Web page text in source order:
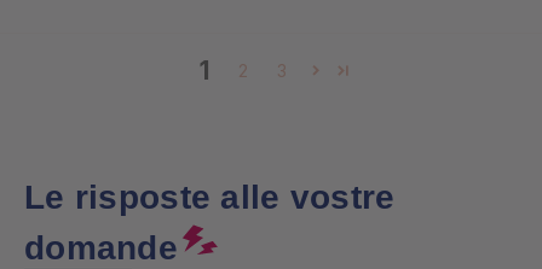
1 2 3
Le risposte alle vostre
domande